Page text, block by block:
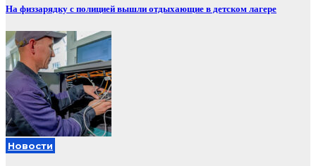
На физзарядку с полицией вышли отдыхающие в детском лагере
Новости